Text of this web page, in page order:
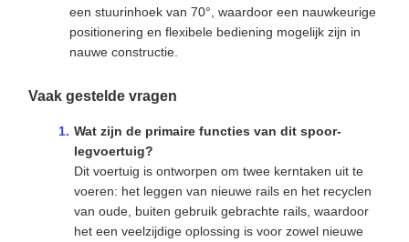
een stuurinhoek van 70°, waardoor een nauwkeurige
positionering en flexibele bediening mogelijk zijn in
nauwe constructie.
Vaak gestelde vragen
Wat zijn de primaire functies van dit spoor-
legvoertuig?
Dit voertuig is ontworpen om twee kerntaken uit te
voeren: het leggen van nieuwe rails en het recyclen
van oude, buiten gebruik gebrachte rails, waardoor
het een veelzijdige oplossing is voor zowel nieuwe